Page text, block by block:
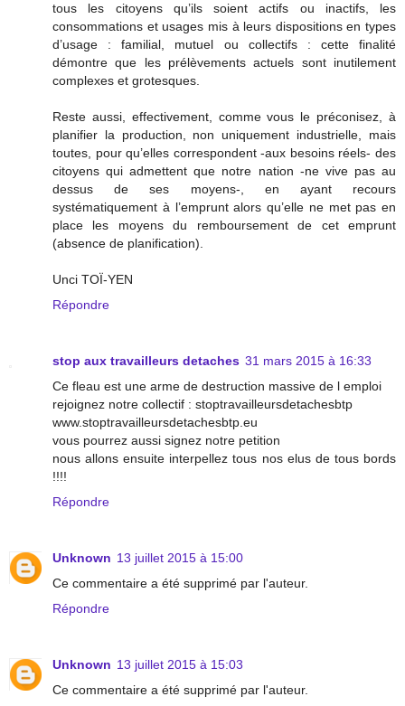
tous les citoyens qu’ils soient actifs ou inactifs, les
consommations et usages mis à leurs dispositions en types
d’usage : familial, mutuel ou collectifs : cette finalité
démontre que les prélèvements actuels sont inutilement
complexes et grotesques.
Reste aussi, effectivement, comme vous le préconisez, à
planifier la production, non uniquement industrielle, mais
toutes, pour qu’elles correspondent -aux besoins réels- des
citoyens qui admettent que notre nation -ne vive pas au
dessus de ses moyens-, en ayant recours
systématiquement à l’emprunt alors qu’elle ne met pas en
place les moyens du remboursement de cet emprunt
(absence de planification).
Unci TOÏ-YEN
Répondre
stop aux travailleurs detaches 31 mars 2015 à 16:33
Ce fleau est une arme de destruction massive de l emploi
rejoignez notre collectif : stoptravailleursdetachesbtp
www.stoptravailleursdetachesbtp.eu
vous pourrez aussi signez notre petition
nous allons ensuite interpellez tous nos elus de tous bords
!!!!
Répondre
Unknown 13 juillet 2015 à 15:00
Ce commentaire a été supprimé par l'auteur.
Répondre
Unknown 13 juillet 2015 à 15:03
Ce commentaire a été supprimé par l'auteur.